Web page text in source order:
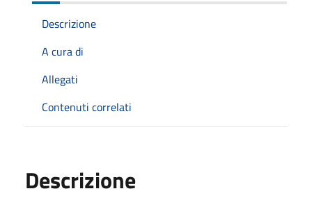
Descrizione
A cura di
Allegati
Contenuti correlati
Descrizione